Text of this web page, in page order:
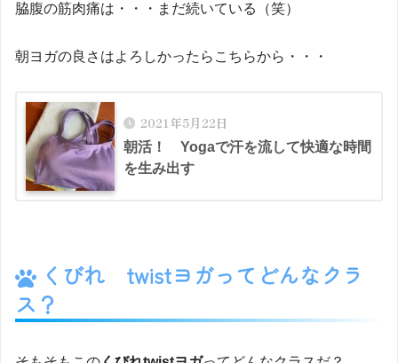
脇腹の筋肉痛は・・・まだ続いている（笑）
朝ヨガの良さはよろしかったらこちらから・・・
2021年5月22日
朝活！ Yogaで汗を流して快適な時間
を生み出す
くびれ twistヨガってどんなクラ
ス？